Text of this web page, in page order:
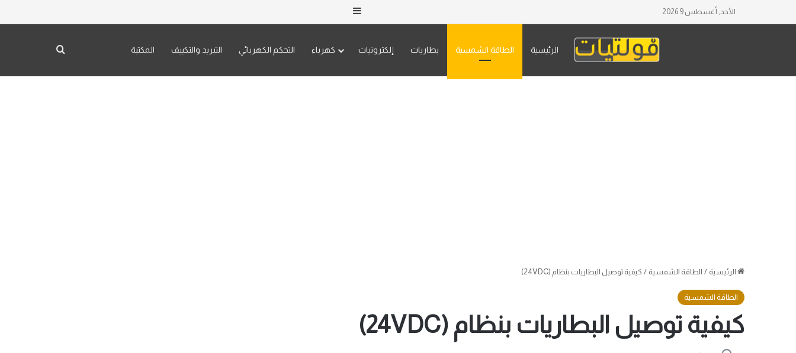
الأحد, أغسطس 9 2026 إضافة عمود جانبي
الرئيسية الطاقة الشمسية بطاريات إلكترونيات كهرباء التحكم الكهربائي التبريد والتكييف المكتبة بحث عن
الرئيسية / الطاقة الشمسية / كيفية توصيل البطاريات بنظام (24VDC)
الطاقة الشمسية
كيفية توصيل البطاريات بنظام (24VDC)